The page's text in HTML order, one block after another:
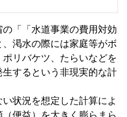
「「水道事業の費用対効
渇水の際には家庭等がボ
リバケツ、たらいなどを
するという非現実的な計
状況を想定した計算によ
便益）を大きく膨らまら